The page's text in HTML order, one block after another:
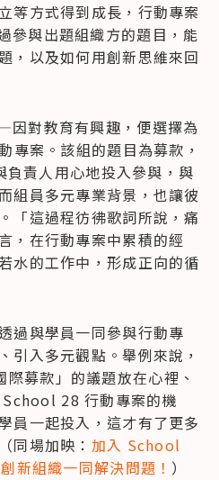
等方式得到成長，行動專案
與出題組織方的題目，能
，以及如何用創新思維來回
對教育有興趣，便選擇為
專案。該組的題目為募款，
責人用心地投入參與，與
組員多元專業背景，也讓彼
「這過程彷彿歌詞所說，痛
，在行動專案中累積的經
水的工作中，形成正向的循
過與學員一同參與行動專
引入多元觀點。舉例來說，
募款」的議題放在心裡、
28 行動專案的機
員一起投入，這才有了更多
同場加映： 加入 School
新組織一同解決問題！ ）